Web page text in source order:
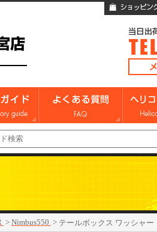
> Nimbus550 > テールボックス ワッシャー